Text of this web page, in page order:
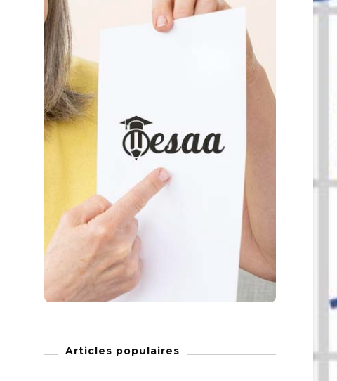
Articles populaires